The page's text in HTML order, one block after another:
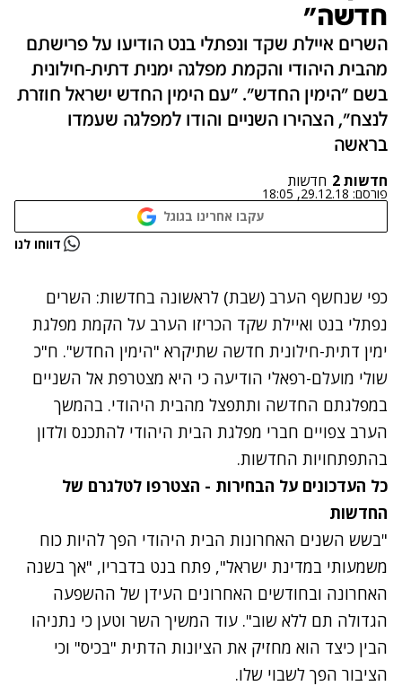
חדשה"
השרים איילת שקד ונפתלי בנט הודיעו על פרישתם
מהבית היהודי והקמת מפלגה ימנית דתית-חילונית
בשם "הימין החדש". "עם הימין החדש ישראל חוזרת
לנצח", הצהירו השניים והודו למפלגה שעמדו
בראשה
חדשות 2 חדשות
פורסם: 29.12.18, 18:05
עקבו אחרינו בגוגל
נתקלנו בבעיה דווחו לנו
כפי שנחשף הערב (שבת) לראשונה בחדשות: השרים
נפתלי בנט ואיילת שקד הכריזו הערב על הקמת מפלגת
ימין דתית-חילונית חדשה שתיקרא "הימין החדש". ח"כ
שולי מועלם-רפאלי הודיעה כי היא מצטרפת אל השניים
במפלגתם החדשה ותתפצל מהבית היהודי. בהמשך
הערב צפויים חברי מפלגת הבית היהודי להתכנס ולדון
בהתפתחויות החדשות.
כל העדכונים על הבחירות - הצטרפו לטלגרם של
החדשות
"בשש השנים האחרונות הבית היהודי הפך להיות כוח
משמעותי במדינת ישראל", פתח בנט בדבריו, "אך בשנה
האחרונה ובחודשים האחרונים העידן של ההשפעה
הגדולה תם ללא שוב". עוד המשיך השר וטען כי נתניהו
הבין כיצד הוא מחזיק את הציונות הדתית "בכיס" וכי
הציבור הפך לשבוי שלו.